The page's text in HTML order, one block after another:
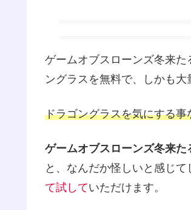
ゲームオブスローンズ冬来
ングラスを無料で、しかも大
ドラゴングラスを気にする
ゲームオブスローンズ冬来た
と、なんだか怪しいと感じ
て試していただけます。